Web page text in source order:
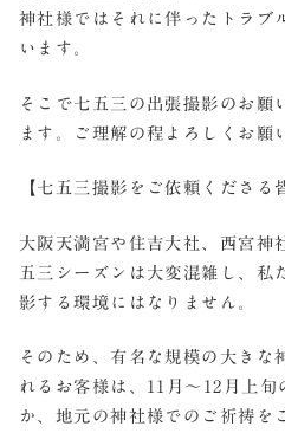
神社様ではそれに伴ったトラブ
います。
そこで七五三の出張撮影のお願
ます。ご理解の程よろしくお願
【七五三撮影をご依頼くださる
大阪天満宮や住吉大社、西宮神
五三シーズンは大変混雑し、私
影する環境にはなりません。
そのため、有名な規模の大きな
れるお客様は、11月～12月上旬
か、地元の神社様でのご祈祷を